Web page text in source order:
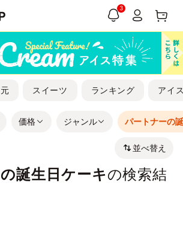
3
スイーツ ランキング アイ
価格 ジャンル パートナーの
並べ替え
誕生日ケーキの検索結